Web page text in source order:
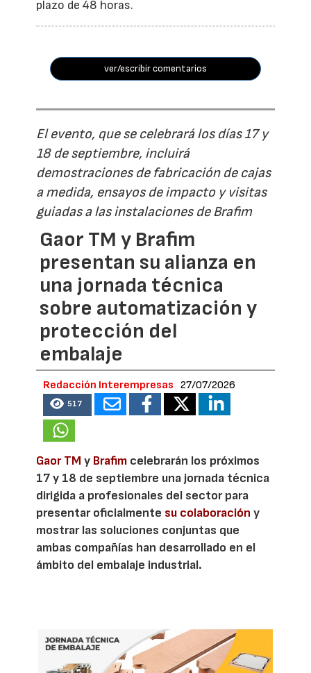
plazo de 48 horas.
ver/escribir comentarios
El evento, que se celebrará los días 17 y
18 de septiembre, incluirá
demostraciones de fabricación de cajas
a medida, ensayos de impacto y visitas
guiadas a las instalaciones de Brafim
Gaor TM y Brafim
presentan su alianza en
una jornada técnica
sobre automatización y
protección del
embalaje
Redacción Interempresas 27/07/2026
517
Gaor TM y Brafim celebrarán los próximos
17 y 18 de septiembre una jornada técnica
dirigida a profesionales del sector para
presentar oficialmente su colaboración y
mostrar las soluciones conjuntas que
ambas compañías han desarrollado en el
ámbito del embalaje industrial.